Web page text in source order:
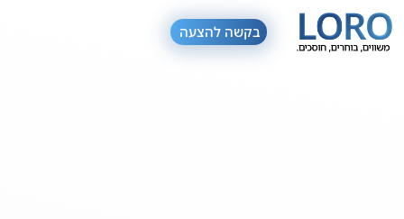
בקשה להצעה